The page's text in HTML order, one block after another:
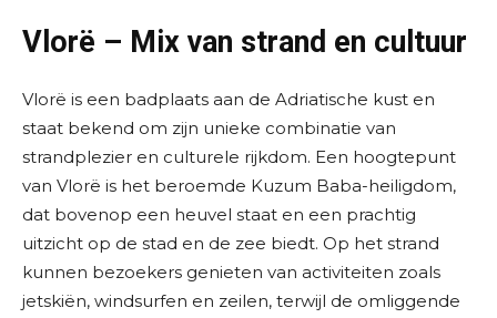
Vlorë – Mix van strand en cultuur
Vlorë is een badplaats aan de Adriatische kust en
staat bekend om zijn unieke combinatie van
strandplezier en culturele rijkdom. Een hoogtepunt
van Vlorë is het beroemde Kuzum Baba-heiligdom,
dat bovenop een heuvel staat en een prachtig
uitzicht op de stad en de zee biedt. Op het strand
kunnen bezoekers genieten van activiteiten zoals
jetskiën, windsurfen en zeilen, terwijl de omliggende